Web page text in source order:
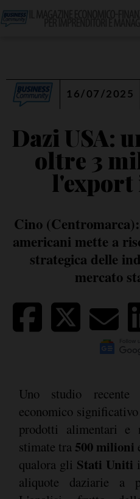
16/07/2025
Dazi USA:
oltre 3
Cino
americani mette a
strategica delle
mercato
Uno studio
economico
prodotti alimentari e
stimate tra 500 milioni
qualora gli Stati Uniti
aliquote daziarie a